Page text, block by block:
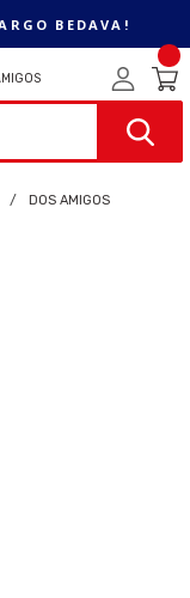
BEDAVA!
DOS AMIGOS